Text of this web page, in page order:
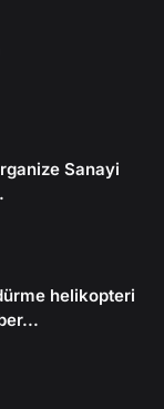
Sanayi
helikopteri